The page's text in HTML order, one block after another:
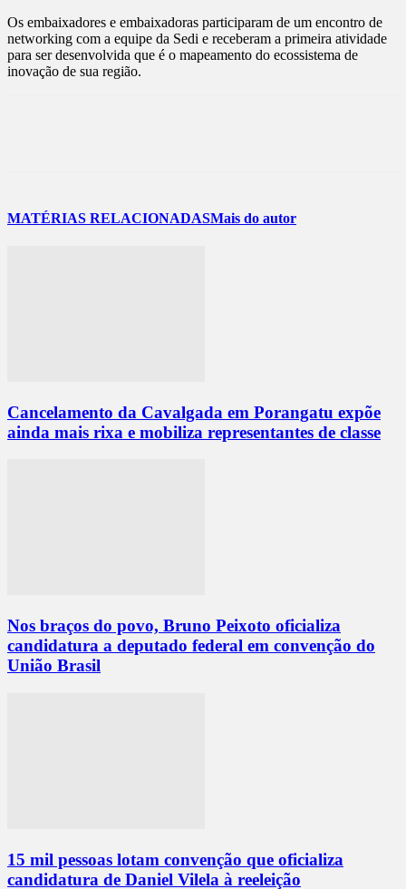
Os embaixadores e embaixadoras participaram de um encontro de
networking com a equipe da Sedi e receberam a primeira atividade
para ser desenvolvida que é o mapeamento do ecossistema de
inovação de sua região.
MATÉRIAS RELACIONADASMais do autor
Cancelamento da Cavalgada em Porangatu expõe
ainda mais rixa e mobiliza representantes de classe
Nos braços do povo, Bruno Peixoto oficializa
candidatura a deputado federal em convenção do
União Brasil
15 mil pessoas lotam convenção que oficializa
candidatura de Daniel Vilela à reeleição